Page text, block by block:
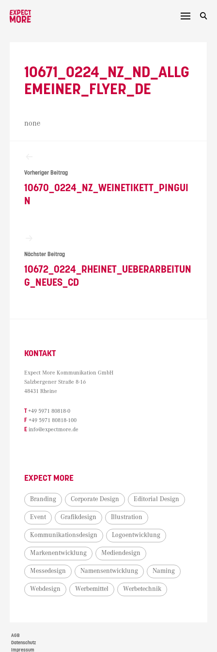
10671_0224_NZ_ND_ALLG
EMEINER_FLYER_DE
none
Vorheriger Beitrag
10670_0224_NZ_WEINETIKETT_PINGUI
N
Nächster Beitrag
10672_0224_RHEINET_UEBERARBEITUN
G_NEUES_CD
KONTAKT
Expect More Kommunikation GmbH
Salzbergener Straße 8-16
48431 Rheine
T +49 5971 80818-0
F +49 5971 80818-100
E info@expectmore.de
EXPECT MORE
Branding Corporate Design Editorial Design
Event Grafikdesign Illustration
Kommunikationsdesign Logoentwicklung
Markenentwicklung Mediendesign
Messedesign Namensentwicklung Naming
Webdesign Werbemittel Werbetechnik
AGB
Datenschutz
Impressum